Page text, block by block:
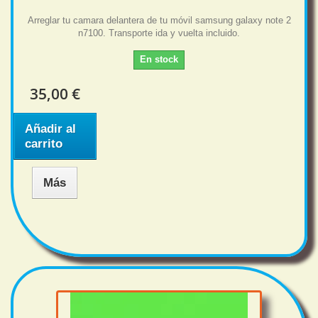
Arreglar tu camara delantera de tu móvil samsung galaxy note 2
n7100. Transporte ida y vuelta incluido.
En stock
35,00 €
Añadir al
carrito
Más